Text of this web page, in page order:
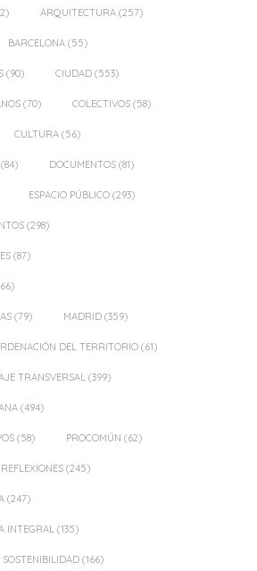
ARQUITECTURA (257)
BARCELONA (55)
(90) CIUDAD (553)
(70) COLECTIVOS (58)
CULTURA (56)
(84) DOCUMENTOS (81)
ESPACIO PÚBLICO (293)
(298)
(87)
(79) MADRID (359)
DEL TERRITORIO (61)
TRANSVERSAL (399)
(494)
(58) PROCOMÚN (62)
REFLEXIONES (245)
(247)
INTEGRAL (135)
SOSTENIBILIDAD (166)